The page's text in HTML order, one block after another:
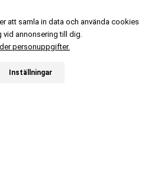
att samla in data och använda cookies
annonsering till dig.
personuppgifter.
Inställningar